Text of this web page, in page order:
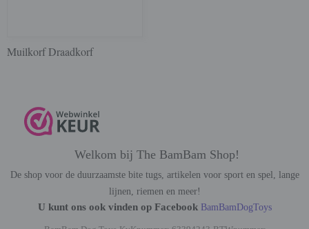
Muilkorf Draadkorf
Welkom bij The BamBam Shop!
De shop voor de duurzaamste bite tugs, artikelen voor sport en spel, lange
lijnen, riemen en meer!
U kunt ons ook vinden op Facebook BamBamDogToys